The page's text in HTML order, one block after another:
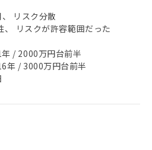
リスク分散
、 リスクが許容範囲だった
/ 2000万円台前半
年 / 3000万円台前半